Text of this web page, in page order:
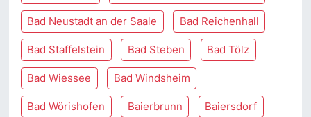
Bad Neustadt an der Saale Bad Reichenhall
Bad Staffelstein Bad Steben Bad Tölz
Bad Wiessee Bad Windsheim
Bad Wörishofen Baierbrunn Baiersdorf